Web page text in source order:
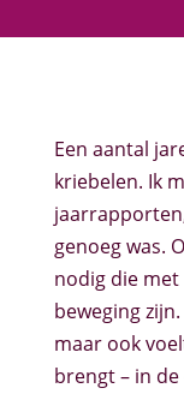
Een aantal
kriebelen. Ik
genoeg was.
nodig die met
beweging
maar ook
brengt – in